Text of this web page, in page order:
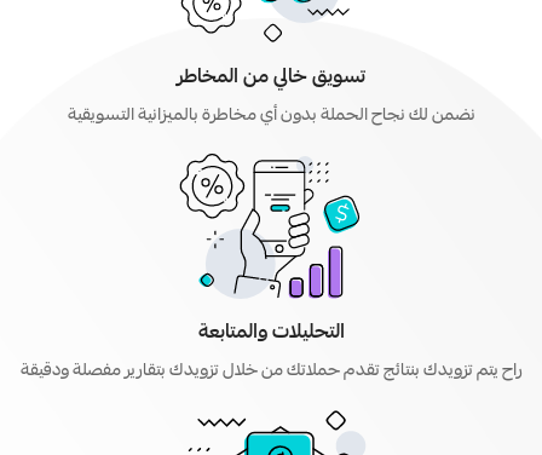
تسويق خالي من المخاطر
نضمن لك نجاح الحملة بدون أي مخاطرة بالميزانية التسويقية
التحليلات والمتابعة
راح يتم تزويدك بنتائج تقدم حملاتك من خلال تزويدك بتقارير مفصلة ودقيقة